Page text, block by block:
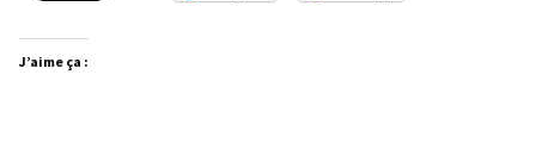
J’aime ça :